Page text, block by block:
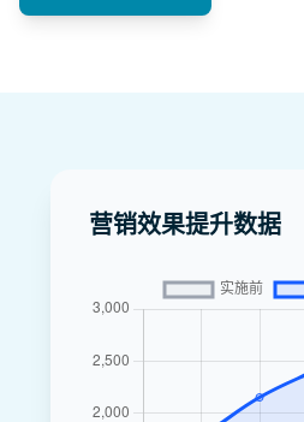
营销效果提升数据